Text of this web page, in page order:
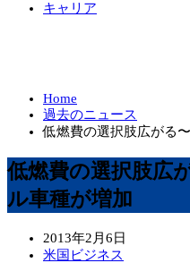
キャリア
Home
過去のニュース
低燃費の選択肢広がる
低燃費の選択肢広
ル車種が増加
2013年2月6日
米国ビジネス